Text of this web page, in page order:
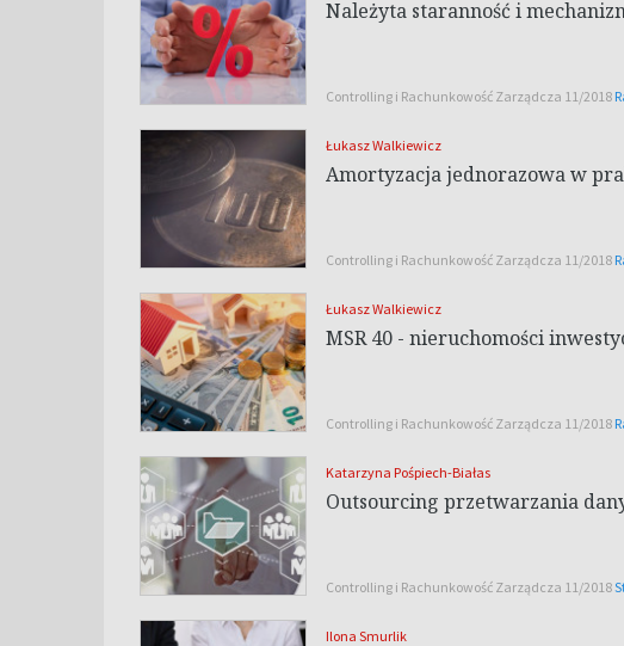
Należyta staranność i
Controlling i Rachunkowość Zarządcza 11/2018
Łukasz Walkiewicz
Amortyzacja jednorazowa w
Controlling i Rachunkowość Zarządcza 11/2018
Łukasz Walkiewicz
MSR 40 - nieruchomości
Controlling i Rachunkowość Zarządcza 11/2018
Katarzyna Pośpiech-Białas
Outsourcing przetwarzania
Controlling i Rachunkowość Zarządcza 11/2018
Ilona Smurlik